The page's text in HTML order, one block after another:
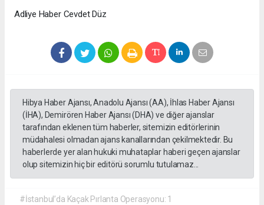
Adliye Haber Cevdet Düz
Hibya Haber Ajansı, Anadolu Ajansı (AA), İhlas Haber Ajansı
(İHA), Demirören Haber Ajansı (DHA) ve diğer ajanslar
tarafından eklenen tüm haberler, sitemizin editörlerinin
müdahalesi olmadan ajans kanallarından çekilmektedir. Bu
haberlerde yer alan hukuki muhataplar haberi geçen ajanslar
olup sitemizin hiç bir editörü sorumlu tutulamaz...
#İstanbul’da Kaçak Pırlanta Operasyonu: 1